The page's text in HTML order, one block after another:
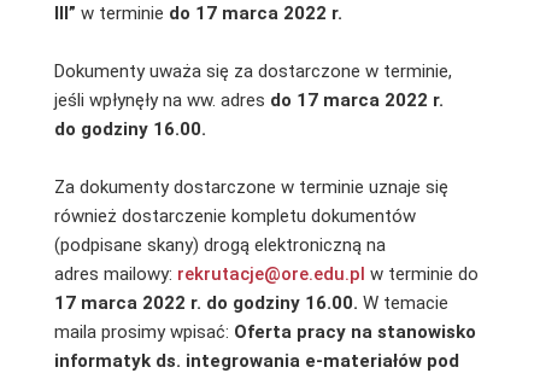
III” w terminie do 17 marca 2022 r.
Dokumenty uważa się za dostarczone w terminie,
jeśli wpłynęły na ww. adres do 17 marca 2022 r.
do godziny 16.00.
Za dokumenty dostarczone w terminie uznaje się
również dostarczenie kompletu dokumentów
(podpisane skany) drogą elektroniczną na
adres mailowy: rekrutacje@ore.edu.pl w terminie do
17 marca 2022 r. do godziny 16.00. W temacie
maila prosimy wpisać: Oferta pracy na stanowisko
informatyk ds. integrowania e-materiałów pod